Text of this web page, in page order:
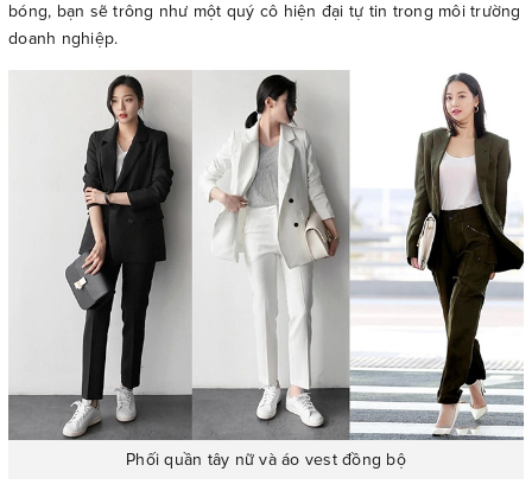
bóng, bạn sẽ trông như một quý cô hiện đại tự tin trong môi trường
doanh nghiệp.
Phối quần tây nữ và áo vest đồng bộ